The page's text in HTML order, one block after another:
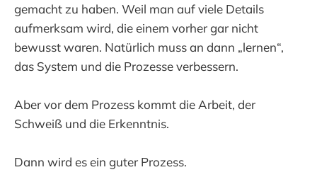
gemacht zu haben. Weil man auf viele Details
aufmerksam wird, die einem vorher gar nicht
bewusst waren. Natürlich muss an dann „lernen“,
das System und die Prozesse verbessern.
Aber vor dem Prozess kommt die Arbeit, der
Schweiß und die Erkenntnis.
Dann wird es ein guter Prozess.